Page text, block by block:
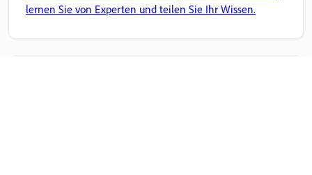
lernen Sie von Experten und teilen Sie Ihr Wissen.